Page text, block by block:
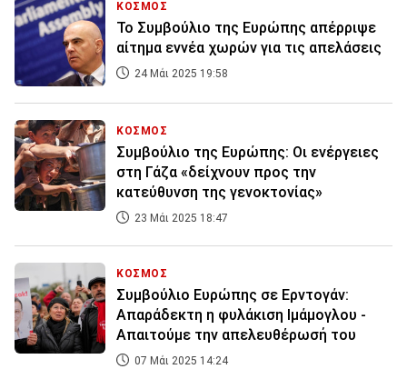
ΚΟΣΜΟΣ
Το Συμβούλιο της Ευρώπης απέρριψε
αίτημα εννέα χωρών για τις απελάσεις
24 Μάι 2025 19:58
ΚΟΣΜΟΣ
Συμβούλιο της Ευρώπης: Οι ενέργειες
στη Γάζα «δείχνουν προς την
κατεύθυνση της γενοκτονίας»
23 Μάι 2025 18:47
ΚΟΣΜΟΣ
Συμβούλιο Ευρώπης σε Ερντογάν:
Απαράδεκτη η φυλάκιση Ιμάμογλου -
Απαιτούμε την απελευθέρωσή του
07 Μάι 2025 14:24